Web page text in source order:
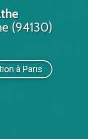
(94130)
à Paris